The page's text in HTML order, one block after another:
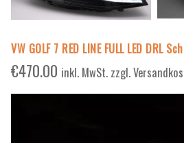
VW GOLF 7 RED LINE FULL LED DRL
€470.00 inkl. MwSt. zzgl.